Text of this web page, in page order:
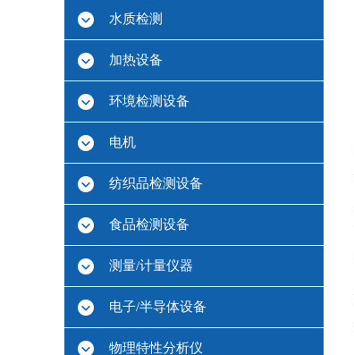
水质检测
加热设备
环境检测设备
电机
纺织品检测设备
食品检测设备
测量/计量仪器
电子/半导体设备
物理特性分析仪